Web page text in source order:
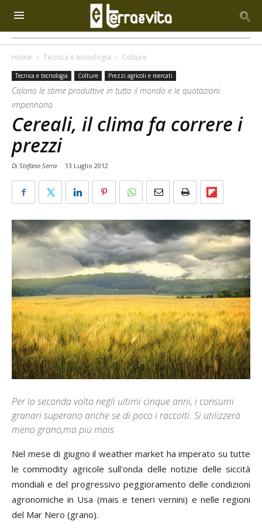
Home Tecnica e tecnologia Colture
Tecnica e tecnologia Colture Prezzi agricoli e mercati
Calano le stime produttive in tutto il mondo e le quotazioni
impennano
Cereali, il clima fa correre i
prezzi
Di Stefano Serra - 13 Luglio 2012
Per la seconda volta negli ultimi cinque anni, i consumi
granari superano anche se di poco i raccolti. Si utilizzerà
meno grano,ma più mais
Nel mese di giugno il weather market ha imperato su tutte
lecommodity agricole sull'onda delle notizie delle siccità
mondiali e del progressivo peggioramento delle condizioni
agronomiche in Usa (mais e teneri vernini) e nelle regioni
del Mar Nero (grano).